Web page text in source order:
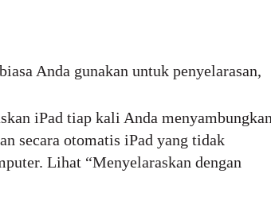
Anda gunakan untuk penyelarasan,
iPad tiap kali Anda
secara otomatis iPad yang tidak
Lihat “Menyelaraskan dengan